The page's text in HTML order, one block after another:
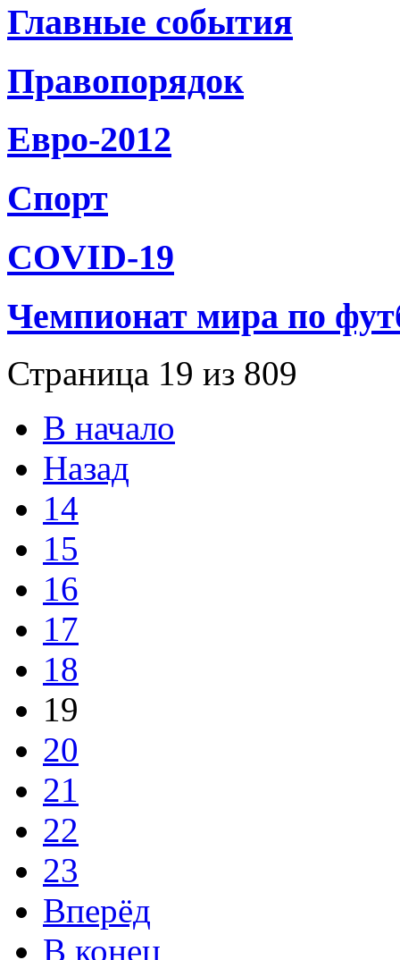
Главные события
Правопорядок
Евро-2012
Спорт
СОVID-19
Чемпионат мира по
Страница 19 из 809
В начало
Назад
14
15
16
17
18
19
20
21
22
23
Вперёд
В конец